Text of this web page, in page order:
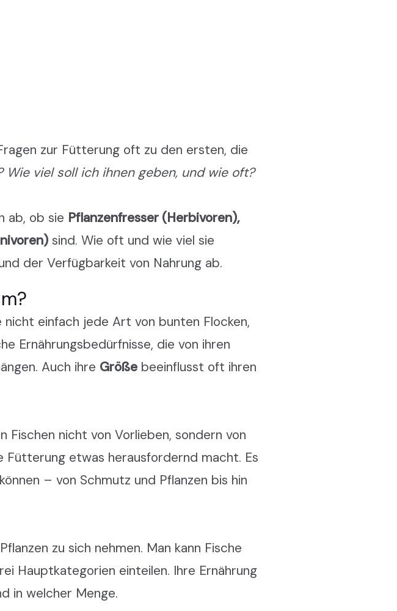
zur Fütterung oft zu den ersten, die
Wie viel soll ich ihnen geben, und wie oft?
ab, ob sie Pflanzenfresser (Herbivoren),
sind. Wie oft und wie viel sie
der Verfügbarkeit von Nahrung ab.
einfach jede Art von bunten Flocken,
Ernährungsbedürfnisse, die von ihren
Auch ihre Größe beeinflusst oft ihren
Fischen nicht von Vorlieben, sondern von
etwas herausfordernd macht. Es
– von Schmutz und Pflanzen bis hin
zu sich nehmen. Man kann Fische
Hauptkategorien einteilen. Ihre Ernährung
in welcher Menge.